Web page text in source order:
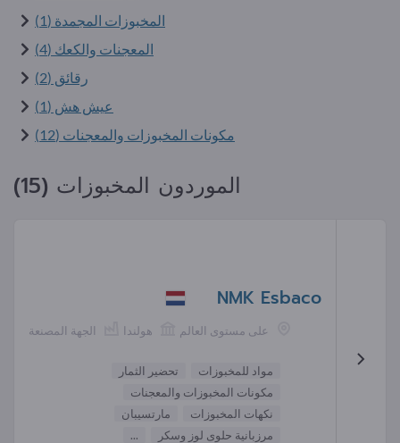
المخبوزات المجمدة (1)
المعجنات والكعك (4)
رقائق (2)
عيش هش (1)
مكونات المخبوزات والمعجنات (12)
الموردون المخبوزات (15)
NMK Esbaco
الجهة المصنعة هولندا على مستوى العالم
مواد للمخبوزات
تحضير الثمار
مكونات المخبوزات والمعجنات
نكهات المخبوزات
مارتسيبان
مرزبانية حلوى لوز وسكر
...